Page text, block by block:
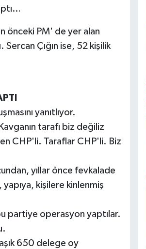
önceki PM' de yer alan
Çığın ise, 52 kişilik
yanıtlıyor.
tarafı biz değiliz
CHP'li. Taraflar CHP'li. Biz
yıllar önce fevkalade
kişilere kinlenmiş
partiye operasyon yaptılar.
650 delege oy